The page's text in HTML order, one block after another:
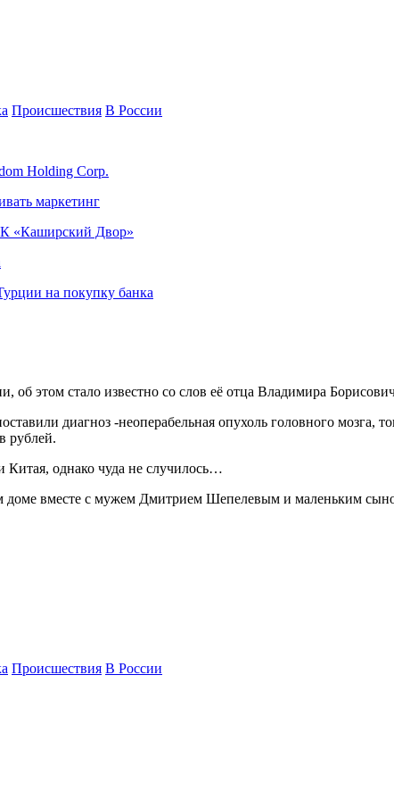
Происшествия В России
Holding Corp.
маркетинг
«Каширский Двор»
на покупку банка
этом стало известно со слов её отца Владимира
диагноз -неоперабельная опухоль головного мозга,
рублей.
однако чуда не случилось…
вместе с мужем Дмитрием Шепелевым и маленьким
Происшествия В России